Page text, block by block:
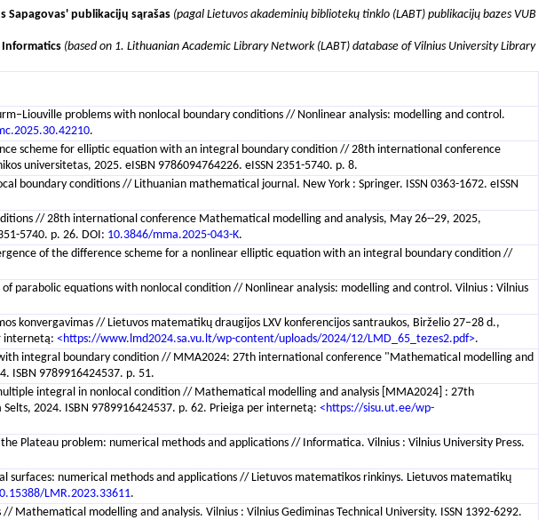
publikacijų sąrašas (pagal Lietuvos akademinių bibliotekų tinklo (LABT) publikacijų bazes VUB
Informatics (based on 1. Lithuanian Academic Library Network (LABT) database of Vilnius University Library
problems with nonlocal boundary conditions // Nonlinear analysis: modelling and control.
.
scheme for elliptic equation with an integral boundary condition // 28th international conference
universitetas, 2025. eISBN 9786094764226. eISSN 2351-5740. p. 8.
boundary conditions // Lithuanian mathematical journal. New York : Springer. ISSN 0363-1672. eISSN
// 28th international conference Mathematical modelling and analysis, May 26--29, 2025,
5740. p. 26. DOI: 10.3846/mma.2025-043-K.
of the difference scheme for a nonlinear elliptic equation with an integral boundary condition //
parabolic equations with nonlocal condition // Nonlinear analysis: modelling and control. Vilnius : Vilnius
konvergavimas // Lietuvos matematikų draugijos LXV konferencijos santraukos, Birželio 27–28 d.,
internetą: <https://www.lmd2024.sa.vu.lt/wp-content/uploads/2024/12/LMD_65_tezes2.pdf>.
integral boundary condition // MMA2024: 27th international conference "Mathematical modelling and
ISBN 9789916424537. p. 51.
integral in nonlocal condition // Mathematical modelling and analysis [MMA2024] : 27th
2024. ISBN 9789916424537. p. 62. Prieiga per internetą: <https://sisu.ut.ee/wp-
Plateau problem: numerical methods and applications // Informatica. Vilnius : Vilnius University Press.
numerical methods and applications // Lietuvos matematikos rinkinys. Lietuvos matematikų
LMR.2023.33611.
modelling and analysis. Vilnius : Vilnius Gediminas Technical University. ISSN 1392-6292.